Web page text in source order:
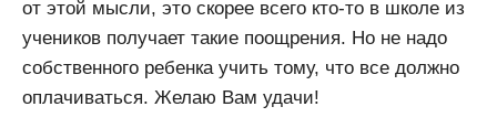
от этой мысли, это скорее всего кто-то в школе из
учеников получает такие поощрения. Но не надо
собственного ребенка учить тому, что все должно
оплачиваться. Желаю Вам удачи!